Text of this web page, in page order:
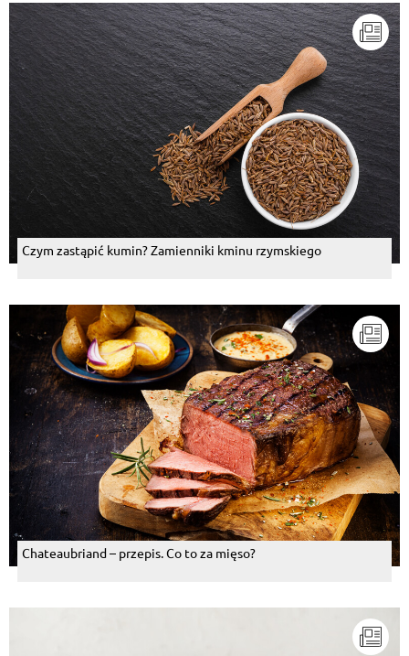
Czym zastąpić kumin? Zamienniki kminu rzymskiego
Chateaubriand – przepis. Co to za mięso?